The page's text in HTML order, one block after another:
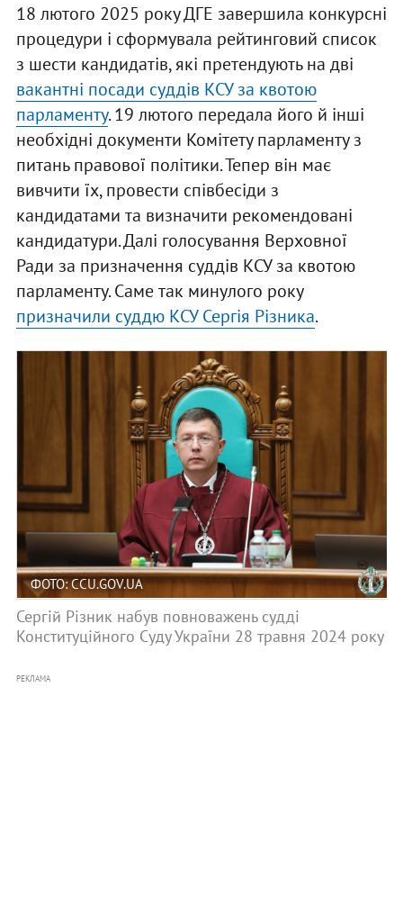
18 лютого 2025 року ДГЕ завершила конкурсні
процедури і сформувала рейтинговий список
з шести кандидатів, які претендують на дві
вакантні посади суддів КСУ за квотою
парламенту. 19 лютого передала його й інші
необхідні документи Комітету парламенту з
питань правової політики. Тепер він має
вивчити їх, провести співбесіди з
кандидатами та визначити рекомендовані
кандидатури. Далі голосування Верховної
Ради за призначення суддів КСУ за квотою
парламенту. Саме так минулого року
призначили суддю КСУ Сергія Різника.
ФОТО: CCU.GOV.UA
Сергій Різник набув повноважень судді
Конституційного Суду України 28 травня 2024 року
РЕКЛАМА